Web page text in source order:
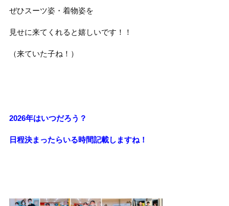
ぜひスーツ姿・着物姿を
見せに来てくれると嬉しいです！！
（来ていた子ね！）
2026年はいつだろう？
日程決まったらいる時間記載しますね！